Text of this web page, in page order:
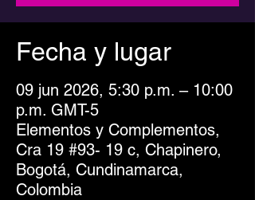
Fecha y lugar
09 jun 2026, 5:30 p.m. – 10:00
p.m. GMT-5
Elementos y Complementos,
Cra 19 #93- 19 c, Chapinero,
Bogotá, Cundinamarca,
Colombia